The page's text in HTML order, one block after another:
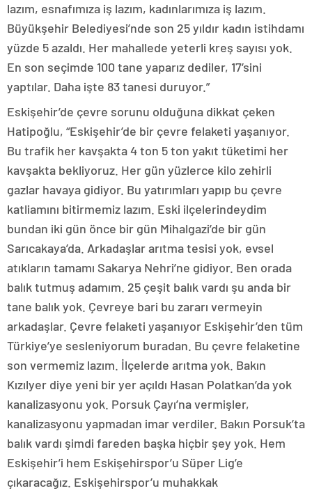
lazım, esnafımıza iş lazım, kadınlarımıza iş lazım.
Büyükşehir Belediyesi’nde son 25 yıldır kadın istihdamı
yüzde 5 azaldı. Her mahallede yeterli kreş sayısı yok.
En son seçimde 100 tane yaparız dediler, 17’sini
yaptılar. Daha işte 83 tanesi duruyor.”
Eskişehir’de çevre sorunu olduğuna dikkat çeken
Hatipoğlu, “Eskişehir’de bir çevre felaketi yaşanıyor.
Bu trafik her kavşakta 4 ton 5 ton yakıt tüketimi her
kavşakta bekliyoruz. Her gün yüzlerce kilo zehirli
gazlar havaya gidiyor. Bu yatırımları yapıp bu çevre
katliamını bitirmemiz lazım. Eski ilçelerindeydim
bundan iki gün önce bir gün Mihalgazi’de bir gün
Sarıcakaya’da. Arkadaşlar arıtma tesisi yok, evsel
atıkların tamamı Sakarya Nehri’ne gidiyor. Ben orada
balık tutmuş adamım. 25 çeşit balık vardı şu anda bir
tane balık yok. Çevreye bari bu zararı vermeyin
arkadaşlar. Çevre felaketi yaşanıyor Eskişehir’den tüm
Türkiye’ye sesleniyorum buradan. Bu çevre felaketine
son vermemiz lazım. İlçelerde arıtma yok. Bakın
Kızılyer diye yeni bir yer açıldı Hasan Polatkan’da yok
kanalizasyonu yok. Porsuk Çayı’na vermişler,
kanalizasyonu yapmadan imar verdiler. Bakın Porsuk’ta
balık vardı şimdi fareden başka hiçbir şey yok. Hem
Eskişehir’i hem Eskişehirspor’u Süper Lig’e
çıkaracağız. Eskişehirspor’u muhakkak